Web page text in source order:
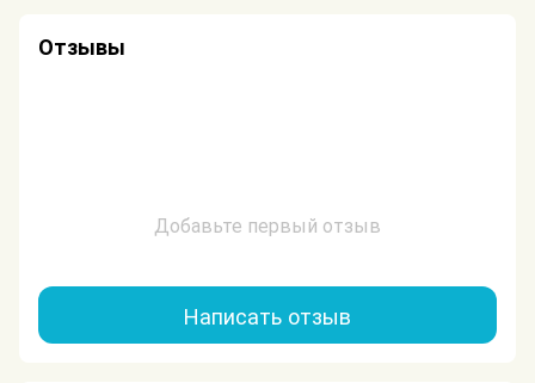
Отзывы
Добавьте первый отзыв
Написать отзыв